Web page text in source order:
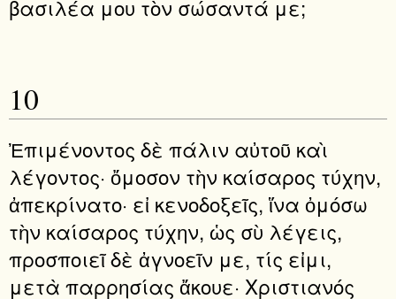
βασιλέα μου τὸν σώσαντά με;
10
Ἐπιμένοντος δὲ πάλιν αὐτοῦ καὶ
λέγοντος· ὄμοσον τὴν καίσαρος τύχην,
ἀπεκρίνατο· εἰ κενοδοξεῖς, ἵνα ὀμόσω
τὴν καίσαρος τύχην, ὡς σὺ λέγεις,
προσποιεῖ δὲ ἀγνοεῖν με, τίς εἰμι,
μετὰ παρρησίας ἄκουε· Χριστιανός